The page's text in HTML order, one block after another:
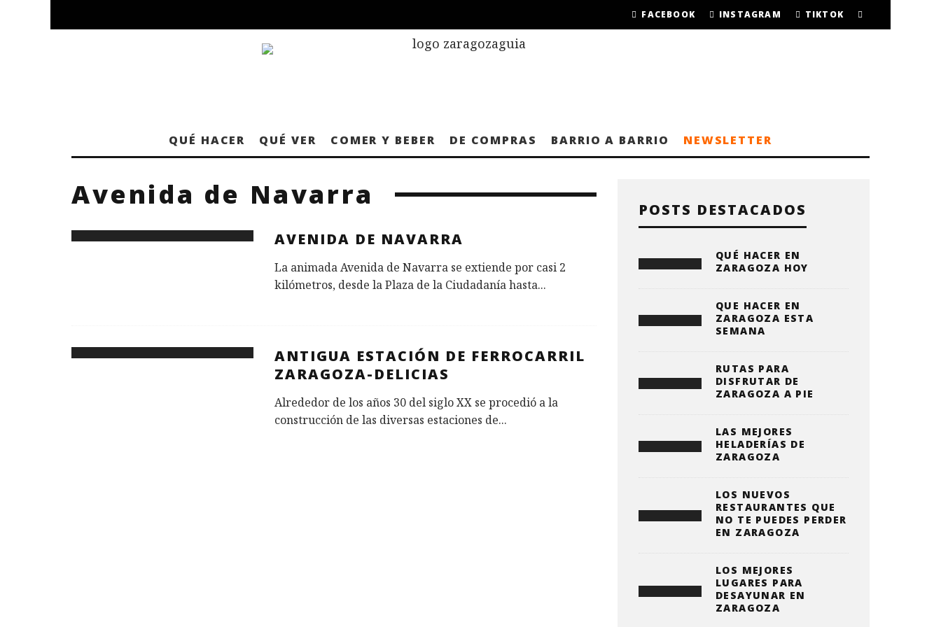
FACEBOOK INSTAGRAM TIKTOK
QUÉ HACER QUÉ VER COMER Y BEBER DE COMPRAS BARRIO A BARRIO NEWSLETTER
Avenida de Navarra
AVENIDA DE NAVARRA
La animada Avenida de Navarra se extiende por casi 2
kilómetros, desde la Plaza de la Ciudadanía hasta...
ANTIGUA ESTACIÓN DE FERROCARRIL
ZARAGOZA-DELICIAS
Alrededor de los años 30 del siglo XX se procedió a la
construcción de las diversas estaciones de...
POSTS DESTACADOS
QUÉ HACER EN
ZARAGOZA HOY
QUE HACER EN
ZARAGOZA ESTA
SEMANA
RUTAS PARA
DISFRUTAR DE
ZARAGOZA A PIE
LAS MEJORES
HELADERÍAS DE
ZARAGOZA
LOS NUEVOS
RESTAURANTES QUE
NO TE PUEDES PERDER
EN ZARAGOZA
LOS MEJORES
LUGARES PARA
DESAYUNAR EN
ZARAGOZA